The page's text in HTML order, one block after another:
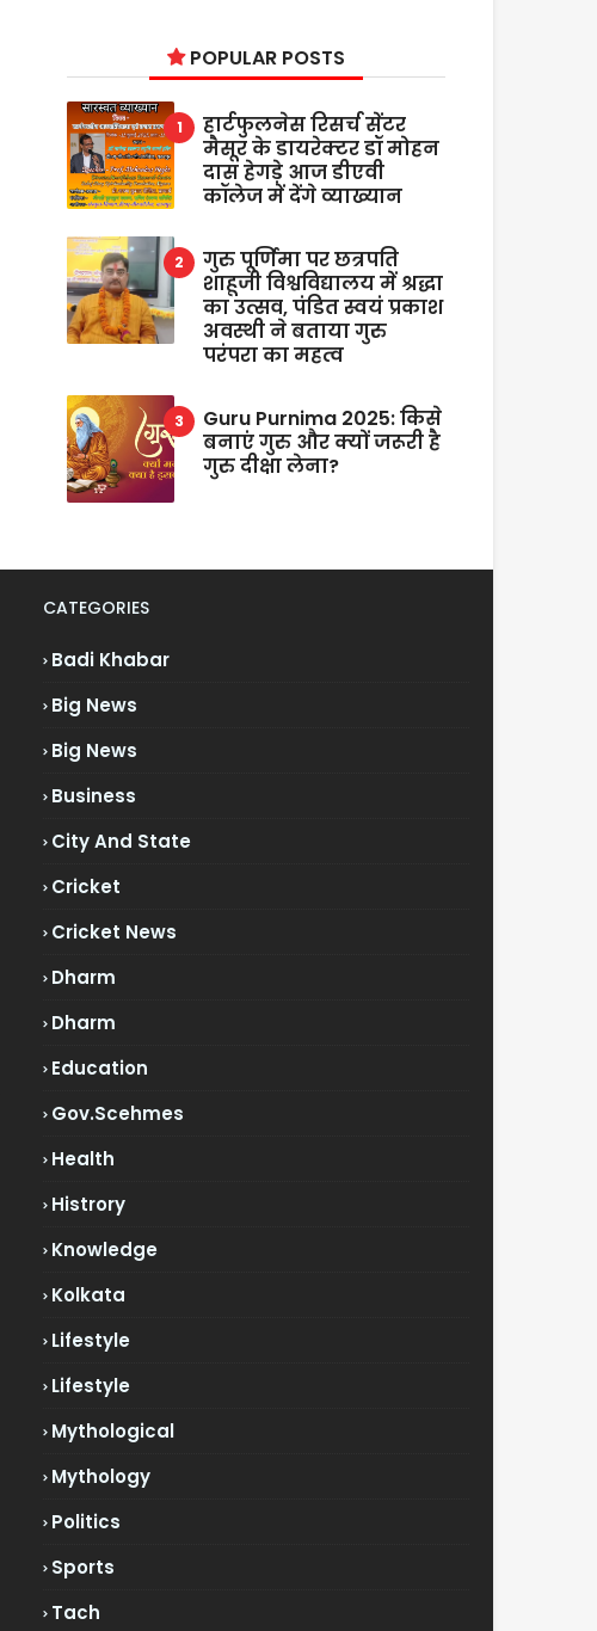
POPULAR POSTS
हार्टफुलनेस रिसर्च सेंटर
मैसूर के डायरेक्टर डॉ मोहन
दास हेगड़े आज डीएवी
कॉलेज में देंगे व्याख्यान
गुरु पूर्णिमा पर छत्रपति
शाहूजी विश्वविद्यालय में श्रद्धा
का उत्सव, पंडित स्वयं प्रकाश
अवस्थी ने बताया गुरु
परंपरा का महत्व
Guru Purnima 2025: किसे
बनाएं गुरु और क्यों जरूरी है
गुरु दीक्षा लेना?
CATEGORIES
Badi Khabar
Big News
Big News
Business
City And State
Cricket
Cricket News
Dharm
Dharm
Education
Gov.scehmes
Health
Histrory
Knowledge
Kolkata
Lifestyle
Lifestyle
Mythological
Mythology
Politics
Sports
Tach